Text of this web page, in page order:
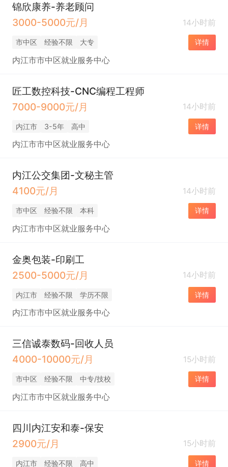
锦欣康养-养老顾问
3000-5000元/月
14小时前
市中区 经验不限 大专 详情
内江市市中区就业服务中心
匠工数控科技-CNC编程工程师
7000-9000元/月
14小时前
内江市 3-5年 高中 详情
内江市市中区就业服务中心
内江公交集团-文秘主管
4100元/月
14小时前
市中区 经验不限 本科 详情
内江市市中区就业服务中心
金奥包装-印刷工
2500-5000元/月
14小时前
内江市 经验不限 学历不限 详情
内江市市中区就业服务中心
三信诚泰数码-回收人员
4000-10000元/月
15小时前
市中区 经验不限 中专/技校 详情
内江市市中区就业服务中心
四川内江安和泰-保安
2900元/月
15小时前
内江市 经验不限 高中 详情